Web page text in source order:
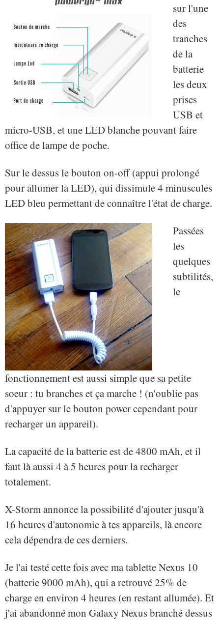
sur l'une
des
tranches
de la
batterie
les deux
prises
USB et
micro-USB, et une LED blanche pouvant faire
office de lampe de poche.
Sur le dessus le bouton on-off (appui prolongé
pour allumer la LED), qui dissimule 4 minuscules
LED bleu permettant de connaître l'état de charge.
Passées
les
quelques
subtilités,
le
fonctionnement est aussi simple que sa petite
soeur : tu branches et ça marche ! (n'oublie pas
d'appuyer sur le bouton power cependant pour
recharger un appareil).
La capacité de la batterie est de 4800 mAh, et il
faut là aussi 4 à 5 heures pour la recharger
totalement.
X-Storm annonce la possibilité d'ajouter jusqu'à
16 heures d'autonomie à tes appareils, là encore
cela dépendra de ces derniers.
Je l'ai testé cette fois avec ma tablette Nexus 10
(batterie 9000 mAh), qui a retrouvé 25% de
charge en environ 4 heures (en restant allumée). Et
j'ai abandonné mon Galaxy Nexus branché dessus